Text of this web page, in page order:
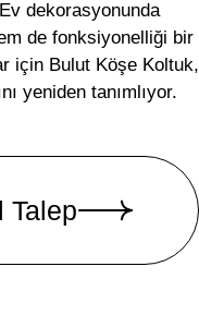
dekorasyonunda
de fonksiyonelliği bir
için Bulut Köşe Koltuk,
yeniden tanımlıyor.
Talep